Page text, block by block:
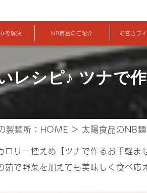
を解決 NB商品のご紹介 お客さま
レシピ♪ ツナで
麺所： HOME >太陽食品のNB
ロリー控えめ【ツナで作るお手軽
茹で野菜を加えても美味しく食べ応